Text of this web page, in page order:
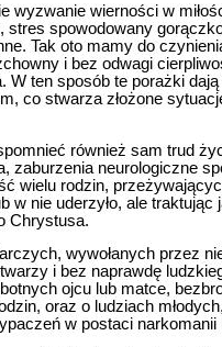
wyzwanie wierności w
stres spowodowany
Tak oto mamy do
i bez odwagi
W ten sposób te porażki
co stwarza złożone
również sam trud
zaburzenia neurologiczne
wielu rodzin,
w nie uderzyło, ale
Chrystusa.
wywołanych przez
i bez naprawdę
ojcu lub matce,
oraz o ludziach
w postaci